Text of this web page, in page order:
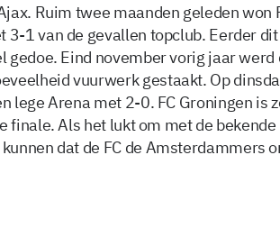
Ruim twee maanden geleden won
3-1 van de gevallen topclub. Eerder
gedoe. Eind november vorig jaar
vuurwerk gestaakt. Op
lege Arena met 2-0. FC Groningen is
finale. Als het lukt om met de
dat de FC de Amsterdammers